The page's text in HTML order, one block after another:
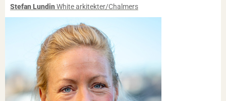
Stefan LundinWhite arkitekter/Chalmers